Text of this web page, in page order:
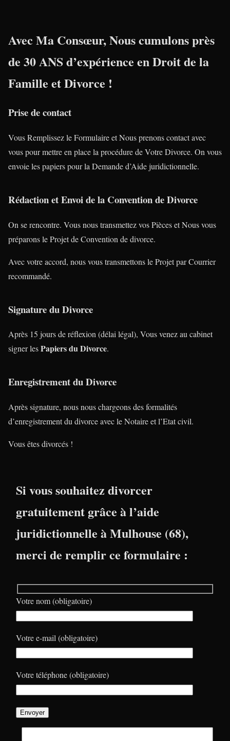
Avec Ma Consœur, Nous cumulons près
de 30 ANSd’expérience enDroit de la
Famille etDivorce !
Prise de contact
Vous Remplissez le Formulaire et Nous prenons contact avec
vous pour mettre en place la procédure de Votre Divorce. On vous
envoie les papiers pour la Demande d’Aide juridictionnelle.
Rédaction et Envoi de la Convention de Divorce
On se rencontre. Vous nous transmettez vos Pièces et Nous vous
préparons le Projet de Convention de divorce.
Avec votre accord, nous vous transmettons le Projet par Courrier
recommandé.
Signature du Divorce
Après 15 jours de réflexion (délai légal), Vous venez au cabinet
signer lesPapiers du Divorce.
Enregistrement du Divorce
Après signature, nous nous chargeons des formalités
d’enregistrement du divorce avec le Notaire et l’Etat civil.
Vous êtes divorcés !
Si vous souhaitez divorcer
gratuitement grâce à l’aide
juridictionnelle à Mulhouse (68),
merci de remplir ce formulaire :
Votre nom (obligatoire)
Votre e-mail (obligatoire)
Votre téléphone (obligatoire)